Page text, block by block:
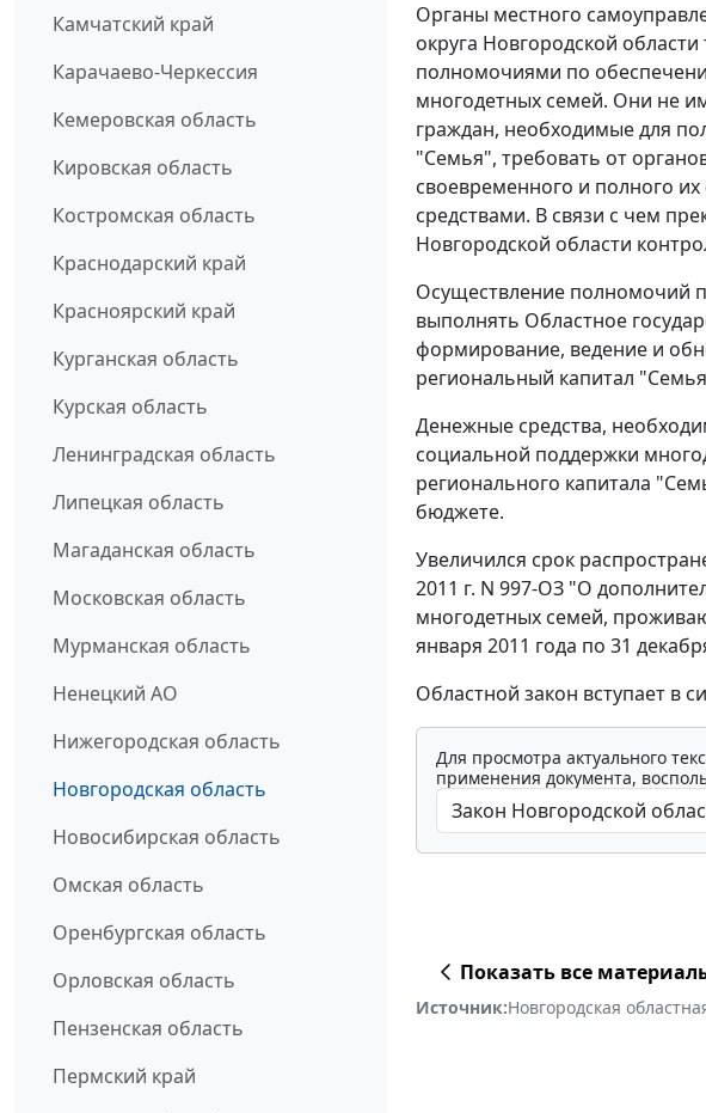
Камчатский край
Карачаево-Черкессия
Кемеровская область
Кировская область
Костромская область
Краснодарский край
Красноярский край
Курганская область
Курская область
Ленинградская область
Липецкая область
Магаданская область
Московская область
Мурманская область
Ненецкий АО
Нижегородская область
Новгородская область
Новосибирская область
Омская область
Оренбургская область
Орловская область
Пензенская область
Пермский край
Органы местного
округа Новгородской
полномочиями по
многодетных семей. Они не
граждан, необходимые для
"Семья", требовать от
своевременного и полного
средствами. В связи с чем
Новгородской области
Осуществление полномочий
выполнять Областное
формирование, ведение и
региональный капитал
Денежные средства,
социальной поддержки
регионального капитала
бюджете.
Увеличился срок
2011 г. N 997-ОЗ "О
многодетных семей,
января 2011 года по 31
Областной закон вступает в
Для просмотра актуального
применения документа,
Показать все
Источник:Новгородская